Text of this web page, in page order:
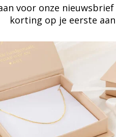
mailinglijst
voor onze
korting op je eerste